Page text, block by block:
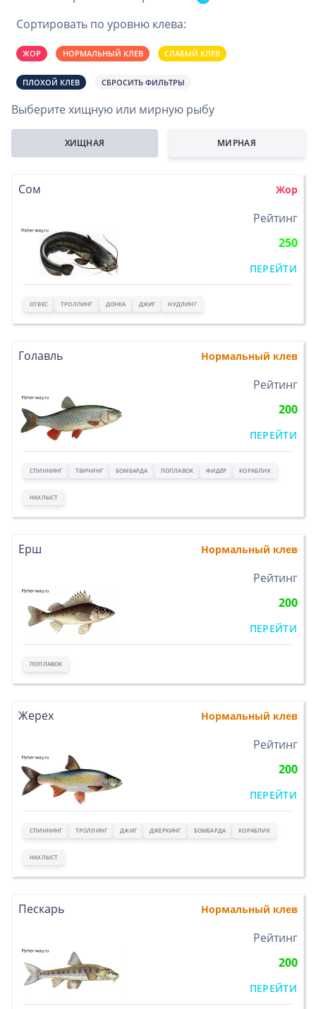
Сортировать по уровню клева:
ЖОР НОРМАЛЬНЫЙ КЛЕВ СЛАБЫЙ КЛЕВ
ПЛОХОЙ КЛЕВ СБРОСИТЬ ФИЛЬТРЫ
Выберите хищную или мирную рыбу
ХИЩНАЯ МИРНАЯ
Сом Жор
Рейтинг
250
ПЕРЕЙТИ
ОТВЕС ТРОЛЛИНГ ДОНКА ДЖИГ НУДЛИНГ
Голавль Нормальный клев
Рейтинг
200
ПЕРЕЙТИ
СПИННИНГ ТВИЧИНГ БОМБАРДА ПОПЛАВОК ФИДЕР КОРАБЛИК
НАХЛЫСТ
Ерш Нормальный клев
Рейтинг
200
ПЕРЕЙТИ
ПОПЛАВОК
Жерех Нормальный клев
Рейтинг
200
ПЕРЕЙТИ
СПИННИНГ ТРОЛЛИНГ ДЖИГ ДЖЕРКИНГ БОМБАРДА КОРАБЛИК
НАХЛЫСТ
Пескарь Нормальный клев
Рейтинг
200
ПЕРЕЙТИ